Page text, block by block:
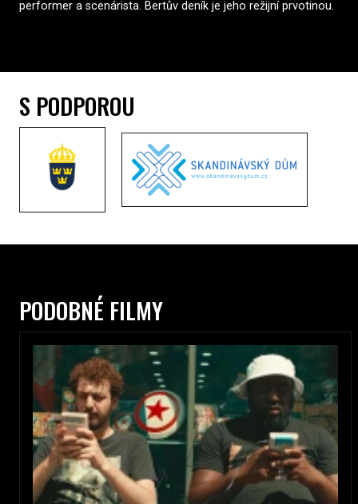
performer a scenárista. Bertův deník je jeho režijní prvotinou.
S PODPOROU
PODOBNÉ FILMY